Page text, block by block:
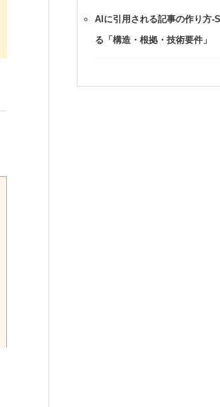
AIに引用される記事の作り方-
る「構造・根拠・技術要件」